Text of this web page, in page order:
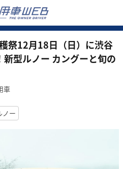
祭12月18日（日）に渋谷
型ルノー カングーと旬の
車
ノー